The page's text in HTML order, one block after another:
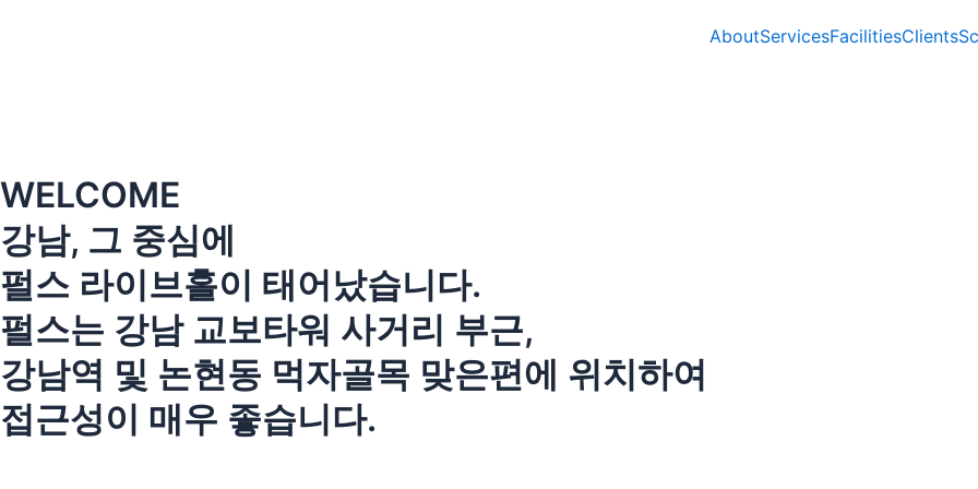
뛰
기
AboutServicesFacilitiesClients
WELCOME
강남, 그 중심에
펄스 라이브홀이 태어났습니다.
펄스는 강남 교보타워 사거리 부근,
강남역 및 논현동 먹자골목 맞은편에 위치하여
접근성이 매우 좋습니다.